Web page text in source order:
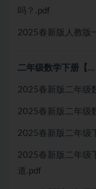
吗？.pdf
2025春新版人教版
二年级数学下册【…
2025春新版二年级
2025春新版二年级
2025春新版二年级
2025春新版二年级
道.pdf